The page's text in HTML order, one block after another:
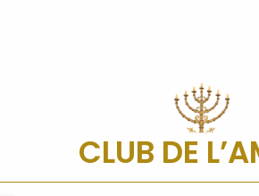
CLUB DE